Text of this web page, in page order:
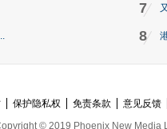
7
8
保护隐私权 免责条款 意见反馈
© 2019 Phoenix New Media